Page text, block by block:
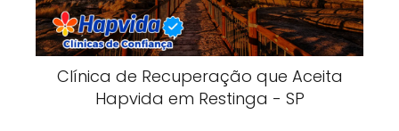
Clínica de Recuperação que Aceita
Hapvida em Restinga - SP